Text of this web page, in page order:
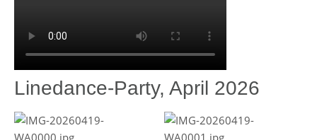
Linedance-Party, April 2026